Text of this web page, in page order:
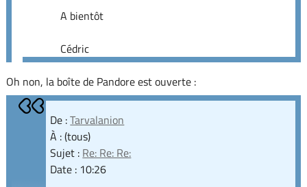
A bientôt
Cédric
Oh non, la boîte de Pandore est ouverte :
De :Tarvalanion
À : (tous)
Sujet : Re: Re: Re:
Date : 10:26